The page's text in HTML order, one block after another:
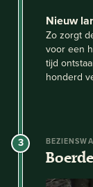
Nieuw
Zo zorgt
voor een
tijd
honderd
3